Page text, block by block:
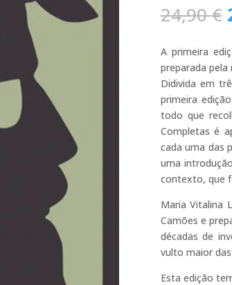
24,90€
A primeira
preparada
Didivida em
primeira
todo que
Completas é
cada uma das
uma
contexto, que
Maria Vitalina
Camões e
décadas de
vulto maior
Esta edição